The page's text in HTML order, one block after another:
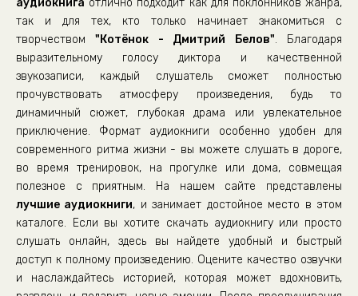
аудиокнига отлично подходит как для поклонников жанра,
так и для тех, кто только начинает знакомиться с
творчеством"Котёнок - Дмитрий Белов". Благодаря
выразительному голосу диктора и качественной
звукозаписи, каждый слушатель сможет полностью
прочувствовать атмосферу произведения, будь то
динамичный сюжет, глубокая драма или увлекательное
приключение. Формат аудиокниги особенно удобен для
современного ритма жизни - вы можете слушать в дороге,
во время тренировок, на прогулке или дома, совмещая
полезное с приятным. На нашем сайте представлены
лучшие аудиокниги, и занимает достойное место в этом
каталоге. Если вы хотите скачать аудиокнигу или просто
слушать онлайн, здесь вы найдете удобный и быстрый
доступ к полному произведению. Оцените качество озвучки
и наслаждайтесь историей, которая может вдохновить,